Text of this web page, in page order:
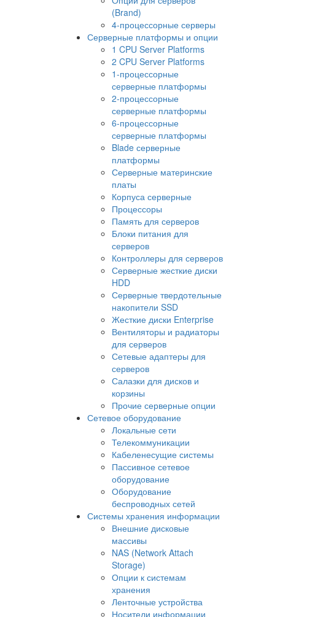
(Brand)
4-процессорные серверы
Серверные платформы и опции
1 CPU Server Platforms
2 CPU Server Platforms
1-процессорные
серверные платформы
2-процессорные
серверные платформы
6-процессорные
серверные платформы
Blade серверные
платформы
Серверные материнские
платы
Корпуса серверные
Процессоры
Память для серверов
Блоки питания для
серверов
Контроллеры для серверов
Серверные жесткие диски
HDD
Серверные твердотельные
накопители SSD
Жесткие диски Enterprise
Вентиляторы и радиаторы
для серверов
Сетевые адаптеры для
серверов
Салазки для дисков и
корзины
Прочие серверные опции
Сетевое оборудование
Локальные сети
Телекоммуникации
Кабеленесущие системы
Пассивное сетевое
оборудование
Оборудование
беспроводных сетей
Системы хранения информации
Внешние дисковые
массивы
NAS (Network Attach
Storage)
Опции к системам
хранения
Ленточные устройства
Носители информации